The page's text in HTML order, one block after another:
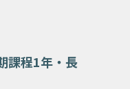
課程1年・長